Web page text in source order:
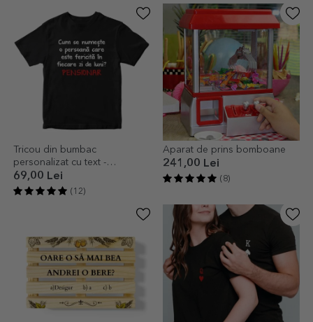
Tricou din bumbac
personalizat cu text -
Pensionar
69,00 Lei
(12)
Aparat de prins bomboane
241,00 Lei
(8)